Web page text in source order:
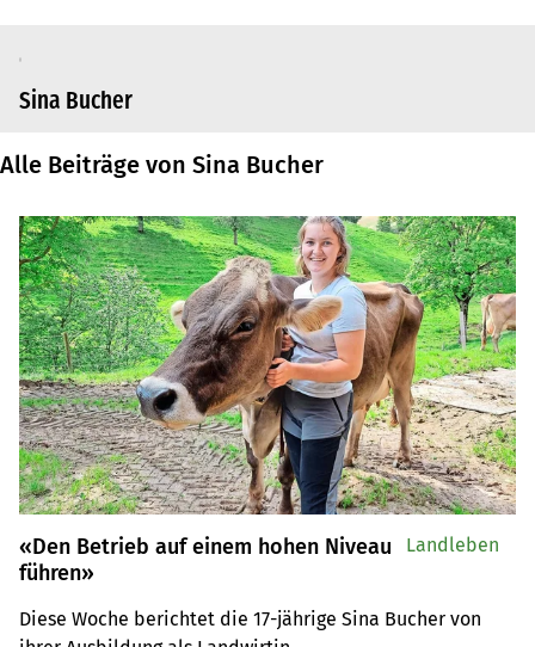
Sina Bucher
Alle Beiträge von Sina Bucher
«Den Betrieb auf einem hohen Niveau
führen»
Diese Woche berichtet die 17-jährige Sina Bucher von
Landleben